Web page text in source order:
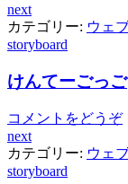
next
カテゴリー: ウェ
storyboard
けんてーごっご
コメントをどうぞ
next
カテゴリー: ウェ
storyboard